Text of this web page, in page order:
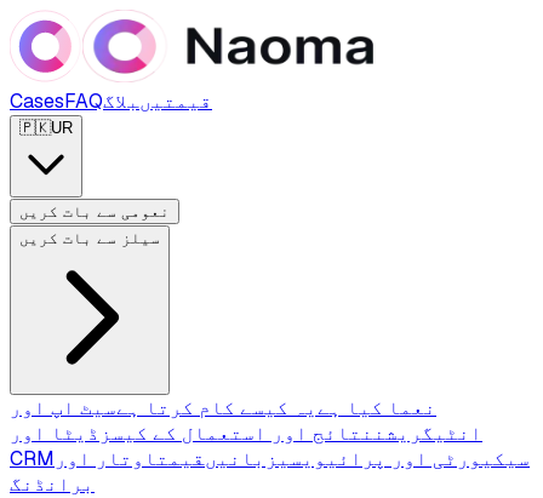
CasesFAQ قیمتیںبلاگ
🇵🇰UR
نعومی سے بات کریں
سیلز سے بات کریں
نعما کیا ہےیہ کیسے کام کرتا ہےسیٹ اپ اور
انٹیگریشننتائج اور استعمال کے کیسز ڈیٹا اور
CRM
سیکیورٹی اور پرائیویسیزبانیںقیمتاوتار اور
برانڈنگ